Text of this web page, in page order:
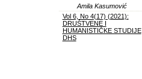
Amila Kasumović
Vol 6, No 4(17) (2021):
DRUŠTVENE I
HUMANISTIČKE STUDIJE
DHS